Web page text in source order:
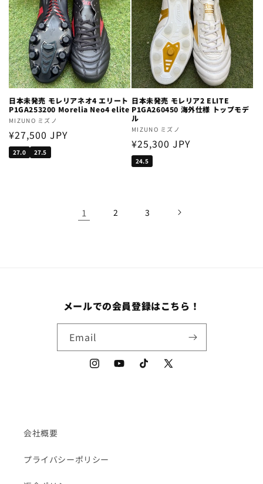
日本未発売 モレリアネオ4 エリート
P1GA253200 Morelia Neo4 elite
Vendor:
MIZUNO ミズノ
Regular
price
¥27,500 JPY
27.0 27.5
日本未発売 モレリア2 ELITE
P1GA260450 海外仕様 トップモデ
ル
Vendor:
MIZUNO ミズノ
Regular
price
¥25,300 JPY
24.5
1 2 3
メールでの会員登録はこちら！
Email
InstagramYouTubeTikTokX
会社概要
プライバシーポリシー